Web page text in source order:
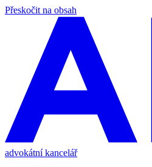
Přeskočit na obsah
advokátní kancelář